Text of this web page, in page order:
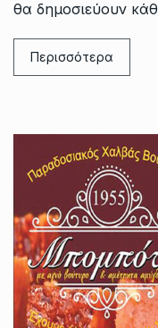
θα δημοσιεύουν
Περισσότερα